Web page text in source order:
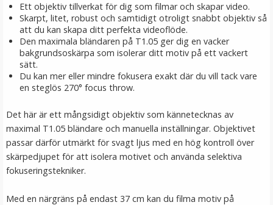
JJC Skärmskydd för Fujifilm X-M5/X100VI/X-T4/ X-T5/X-
E4 optiskt glas 9H
★★★ ★★
139 kr
LÄGG I VARUKORG
Ett objektiv tillverkat för dig som filmar och skapar video.
Skarpt, litet, robust och samtidigt otroligt snabbt objektiv så
att du kan skapa ditt perfekta videoflöde.
Den maximala bländaren på T1.05 ger dig en vacker
bakgrundsoskärpa som isolerar ditt motiv på ett vackert
sätt.
Du kan mer eller mindre fokusera exakt där du vill tack vare
en steglös 270° focus throw.
Det här är ett mångsidigt objektiv som kännetecknas av
maximal T1.05 bländare och manuella inställningar. Objektivet
passar därför utmärkt för svagt ljus med en hög kontroll över
skärpedjupet för att isolera motivet och använda selektiva
fokuseringstekniker.
Med en närgräns på endast 37 cm kan du filma motiv på